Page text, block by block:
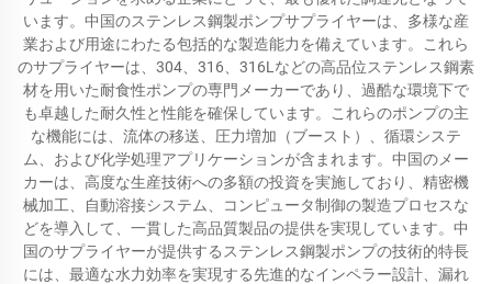
います。中国のステンレス鋼製ポンプサプライヤーは、多様な産
業および用途にわたる包括的な製造能力を備えています。これら
のサプライヤーは、304、316、316Lなどの高品位ステンレス鋼素
材を用いた耐食性ポンプの専門メーカーであり、過酷な環境下で
も卓越した耐久性と性能を確保しています。これらのポンプの主
な機能には、流体の移送、圧力増加（ブースト）、循環システ
ム、および化学処理アプリケーションが含まれます。中国のメー
カーは、高度な生産技術への多額の投資を実施しており、精密機
械加工、自動溶接システム、コンピュータ制御の製造プロセスな
どを導入して、一貫した高品質製品の提供を実現しています。中
国のサプライヤーが提供するステンレス鋼製ポンプの技術的特長
には、最適な水力効率を実現する先進的なインペラー設計、漏れ